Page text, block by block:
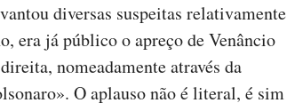
diversas suspeitas relativamente
era já público o apreço de Venâncio
nomeadamente através da
O aplauso não é literal, é sim